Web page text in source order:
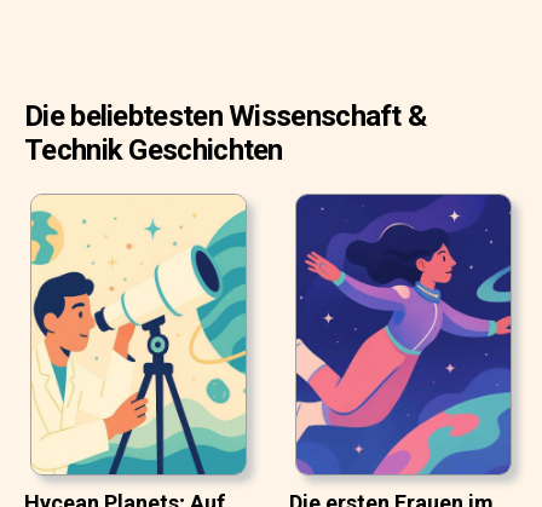
Die beliebtesten Wissenschaft &
Technik Geschichten